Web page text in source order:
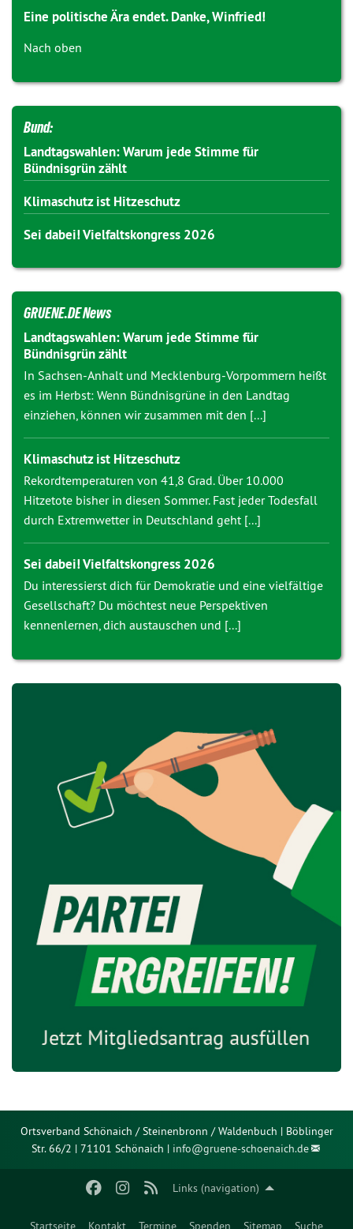
Links (navigation)
Startseite Kontakt Termine Spenden Sitemap Suche
Eine politische Ära endet. Danke, Winfried!
Nach oben
Bund:
Landtagswahlen: Warum jede Stimme für
Bündnisgrün zählt
Klimaschutz ist Hitzeschutz
Sei dabei! Vielfaltskongress 2026
GRUENE.DE News
Landtagswahlen: Warum jede Stimme für
Bündnisgrün zählt
In Sachsen-Anhalt und Mecklenburg-Vorpommern heißt
es im Herbst: Wenn Bündnisgrüne in den Landtag
einziehen, können wir zusammen mit den [...]
Klimaschutz ist Hitzeschutz
Rekordtemperaturen von 41,8 Grad. Über 10.000
Hitzetote bisher in diesen Sommer. Fast jeder Todesfall
durch Extremwetter in Deutschland geht [...]
Sei dabei! Vielfaltskongress 2026
Du interessierst dich für Demokratie und eine vielfältige
Gesellschaft? Du möchtest neue Perspektiven
kennenlernen, dich austauschen und [...]
Ortsverband Schönaich / Steinenbronn / Waldenbuch | Böblinger
Str. 66/2 | 71101 Schönaich | info@gruene-schoenaich.de